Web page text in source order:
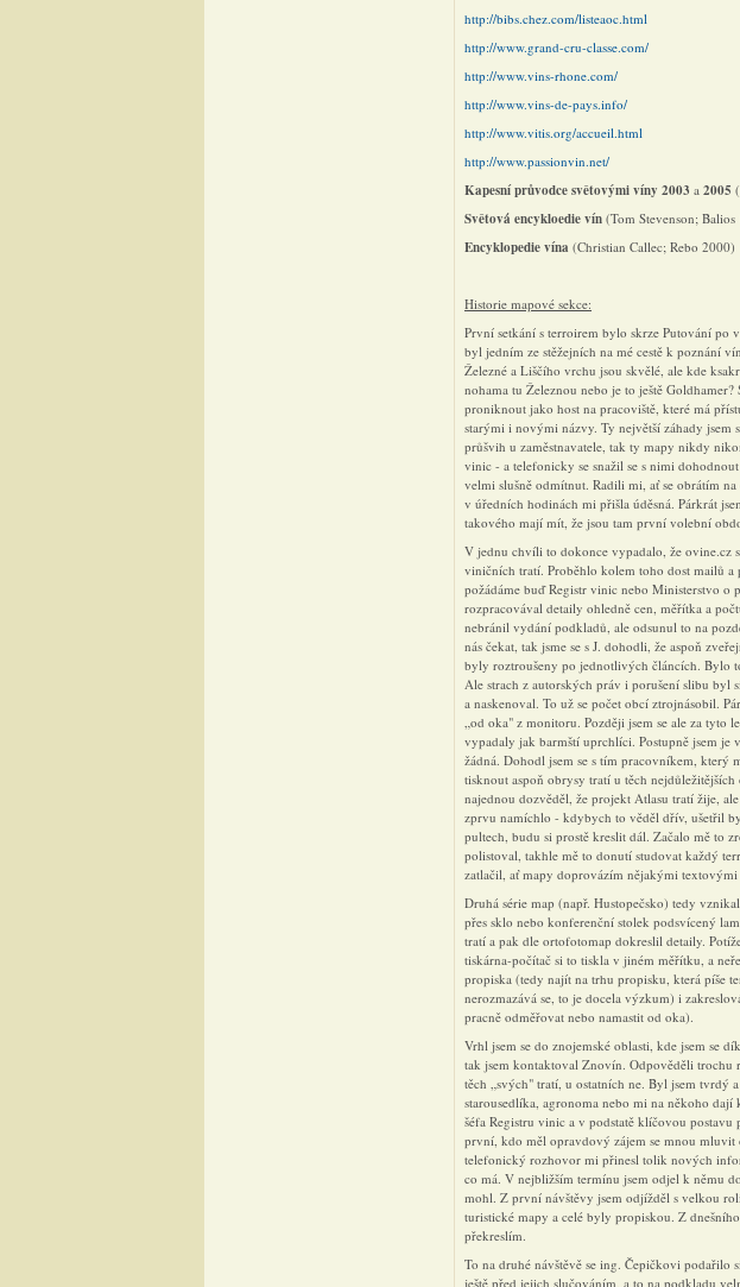
http://bibs.chez.com/listeaoc.html
http://www.grand-cru-classe.com/
http://www.vins-rhone.com/
http://www.vins-de-pays.info/
http://www.vitis.org/accueil.html
http://www.passionvin.net/
Kapesní průvodce světovými víny 2003 a 2005
Světová encykloedie vín (Tom Stevenson; Balios
Encyklopedie vína (Christian Callec; Rebo 2000)
Historie mapové sekce:
První setkání s terroirem bylo skrze Putování
byl jedním ze stěžejních na mé cestě k poznání
Železné a Liščího vrchu jsou skvělé, ale kde
nohama tu Železnou nebo je to ještě
proniknout jako host na pracoviště, které má
starými i novými názvy. Ty největší záhady jsem
průšvih u zaměstnavatele, tak ty mapy nikdy
vinic - a telefonicky se snažil se s nimi
velmi slušně odmítnut. Radili mi, ať se obrátím
v úředních hodinách mi přišla úděsná. Párkrát
takového mají mít, že jsou tam první volební
V jednu chvíli to dokonce vypadalo, že ovine.cz
viničních tratí. Proběhlo kolem toho dost mailů
požádáme buď Registr vinic nebo Ministerstvo
rozpracovával detaily ohledně cen, měřítka a
nebránil vydání podkladů, ale odsunul to na
nás čekat, tak jsme se s J. dohodli, že aspoň
byly roztroušeny po jednotlivých článcích. Bylo
Ale strach z autorských práv i porušení slibu byl
a naskenoval. To už se počet obcí ztrojnásobil.
„od oka" z monitoru. Později jsem se ale za tyto
vypadaly jak barmští uprchlíci. Postupně jsem
žádná. Dohodl jsem se s tím pracovníkem, který
tisknout aspoň obrysy tratí u těch
najednou dozvěděl, že projekt Atlasu tratí žije,
zprvu namíchlo - kdybych to věděl dřív, ušetřil
pultech, budu si prostě kreslit dál. Začalo mě to
polistoval, takhle mě to donutí studovat každý
zatlačil, ať mapy doprovázím nějakými
Druhá série map (např. Hustopečsko) tedy
přes sklo nebo konferenční stolek podsvícený
tratí a pak dle ortofotomap dokreslil detaily.
tiskárna-počítač si to tiskla v jiném měřítku, a
propiska (tedy najít na trhu propisku, která píše
nerozmazává se, to je docela výzkum) i
pracně odměřovat nebo namastit od oka).
Vrhl jsem se do znojemské oblasti, kde jsem se
tak jsem kontaktoval Znovín. Odpověděli trochu
těch „svých" tratí, u ostatních ne. Byl jsem tvrdý
starousedlíka, agronoma nebo mi na někoho
šéfa Registru vinic a v podstatě klíčovou
první, kdo měl opravdový zájem se mnou
telefonický rozhovor mi přinesl tolik nových
co má. V nejbližším termínu jsem odjel k němu
mohl. Z první návštěvy jsem odjížděl s velkou
turistické mapy a celé byly propiskou. Z
překreslím.
To na druhé návštěvě se ing. Čepičkovi
ještě před jejich slučováním, a to na podkladu